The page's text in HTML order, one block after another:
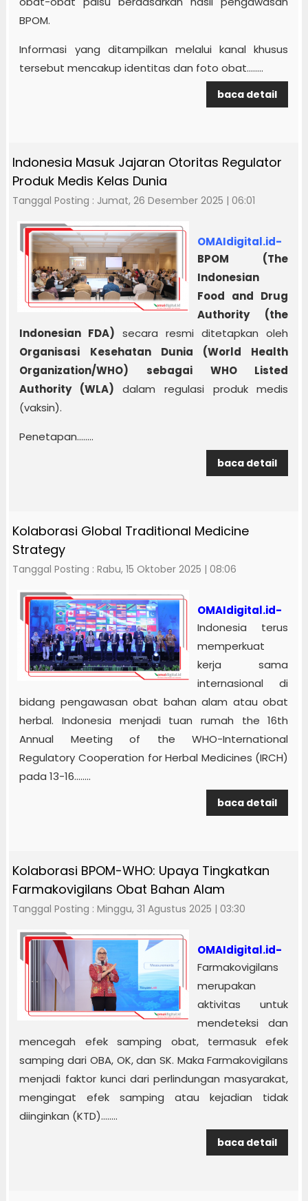
BPOM.
Informasi yang ditampilkan melalui kanal khusus
tersebut mencakup identitas dan foto obat........
baca detail
Indonesia Masuk Jajaran Otoritas Regulator
Produk Medis Kelas Dunia
Tanggal Posting : Jumat, 26 Desember 2025 | 06:01
OMAIdigital.id-
BPOM (The
Indonesian
Food and Drug
Authority (the
Indonesian FDA) secara resmi ditetapkan oleh
Organisasi Kesehatan Dunia (World Health
Organization/WHO) sebagai WHO Listed
Authority (WLA)dalam regulasi produk medis
(vaksin).
Penetapan........
baca detail
Kolaborasi Global Traditional Medicine
Strategy
Tanggal Posting : Rabu, 15 Oktober 2025 | 08:06
OMAIdigital.id-
Indonesia terus
memperkuat
kerja sama
internasional di
bidang pengawasan obat bahan alam atau obat
herbal. Indonesia menjadi tuan rumah the 16th
Annual Meeting of the WHO-International
Regulatory Cooperation for Herbal Medicines (IRCH)
pada 13-16........
baca detail
Kolaborasi BPOM-WHO: Upaya Tingkatkan
Farmakovigilans Obat Bahan Alam
Tanggal Posting : Minggu, 31 Agustus 2025 | 03:30
OMAIdigital.id-
Farmakovigilans
merupakan
aktivitas untuk
mendeteksi dan
mencegah efek samping obat, termasuk efek
samping dari OBA, OK, dan SK. Maka Farmakovigilans
menjadi faktor kunci dari perlindungan masyarakat,
mengingat efek samping atau kejadian tidak
diinginkan (KTD)........
baca detail